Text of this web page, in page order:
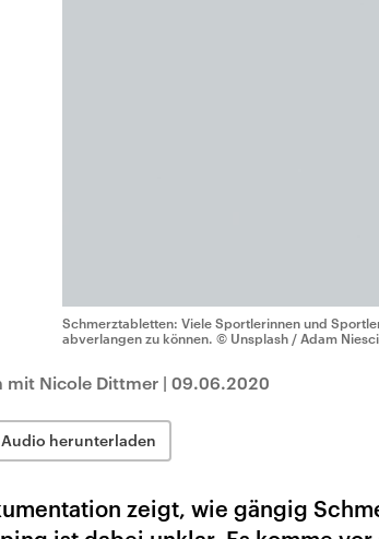
Schmerztabletten: Viele Sportlerinnen und
abverlangen zu können. © Unsplash / Adam
mit Nicole Dittmer | 09.06.2020
Audio herunterladen
zeigt, wie gängig